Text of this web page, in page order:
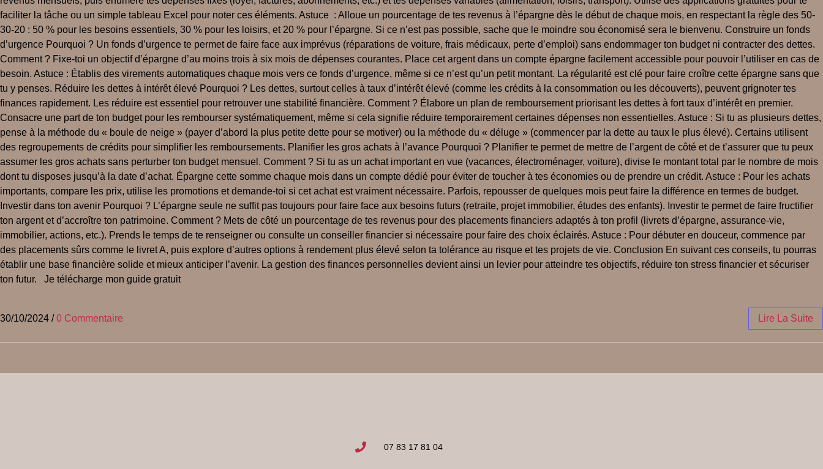
faciliter la tâche ou un simple tableau Excel pour noter ces éléments. Astuce : Alloue un pourcentage de tes revenus à l’épargne dès le début de chaque mois, en respectant la règle des 50-
30-20 : 50 % pour les besoins essentiels, 30 % pour les loisirs, et 20 % pour l’épargne. Si ce n’est pas possible, sache que le moindre sou économisé sera le bienvenu. Construire un fonds
d’urgence Pourquoi ? Un fonds d’urgence te permet de faire face aux imprévus (réparations de voiture, frais médicaux, perte d’emploi) sans endommager ton budget ni contracter des dettes.
Comment ? Fixe-toi un objectif d’épargne d’au moins trois à six mois de dépenses courantes. Place cet argent dans un compte épargne facilement accessible pour pouvoir l’utiliser en cas de
besoin. Astuce : Établis des virements automatiques chaque mois vers ce fonds d’urgence, même si ce n’est qu’un petit montant. La régularité est clé pour faire croître cette épargne sans que
tu y penses. Réduire les dettes à intérêt élevé Pourquoi ? Les dettes, surtout celles à taux d’intérêt élevé (comme les crédits à la consommation ou les découverts), peuvent grignoter tes
finances rapidement. Les réduire est essentiel pour retrouver une stabilité financière. Comment ? Élabore un plan de remboursement priorisant les dettes à fort taux d’intérêt en premier.
Consacre une part de ton budget pour les rembourser systématiquement, même si cela signifie réduire temporairement certaines dépenses non essentielles. Astuce : Si tu as plusieurs dettes,
pense à la méthode du « boule de neige » (payer d’abord la plus petite dette pour se motiver) ou la méthode du « déluge » (commencer par la dette au taux le plus élevé). Certains utilisent
des regroupements de crédits pour simplifier les remboursements. Planifier les gros achats à l’avance Pourquoi ? Planifier te permet de mettre de l’argent de côté et de t’assurer que tu peux
assumer les gros achats sans perturber ton budget mensuel. Comment ? Si tu as un achat important en vue (vacances, électroménager, voiture), divise le montant total par le nombre de mois
dont tu disposes jusqu’à la date d’achat. Épargne cette somme chaque mois dans un compte dédié pour éviter de toucher à tes économies ou de prendre un crédit. Astuce : Pour les achats
importants, compare les prix, utilise les promotions et demande-toi si cet achat est vraiment nécessaire. Parfois, repousser de quelques mois peut faire la différence en termes de budget.
Investir dans ton avenir Pourquoi ? L’épargne seule ne suffit pas toujours pour faire face aux besoins futurs (retraite, projet immobilier, études des enfants). Investir te permet de faire fructifier
ton argent et d’accroître ton patrimoine. Comment ? Mets de côté un pourcentage de tes revenus pour des placements financiers adaptés à ton profil (livrets d’épargne, assurance-vie,
immobilier, actions, etc.). Prends le temps de te renseigner ou consulte un conseiller financier si nécessaire pour faire des choix éclairés. Astuce : Pour débuter en douceur, commence par
des placements sûrs comme le livret A, puis explore d’autres options à rendement plus élevé selon ta tolérance au risque et tes projets de vie. Conclusion En suivant ces conseils, tu pourras
établir une base financière solide et mieux anticiper l’avenir. La gestion des finances personnelles devient ainsi un levier pour atteindre tes objectifs, réduire ton stress financier et sécuriser
ton futur. Je télécharge mon guide gratuit
30/10/2024 / 0 Commentaire Lire La Suite
07 83 17 81 04